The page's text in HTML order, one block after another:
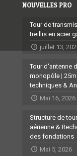
NOUVELLES PRO
Tour de
treillis en acier
juillet 13,
Tour d'antenne
monopôle |
techniques &
Mai 16, 2026
Structure de
aérienne &
des fondations
Mai 5, 2026